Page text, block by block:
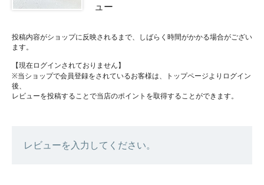
ュー
投稿内容がショップに反映されるまで、しばらく時間がかかる場合がござい
ます。
【現在ログインされておりません】
※当ショップで会員登録をされているお客様は、トップページよりログイン
後、
レビューを投稿することで当店のポイントを取得することができます。
レビューを入力してください。